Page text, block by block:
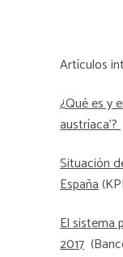
Artículos
¿Qué es y
austríaca’?
Situación
España
El sistema
2017